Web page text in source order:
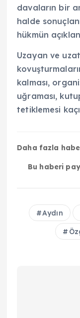
davaların bir
halde
hükmün
Uzayan ve
kalması,
uğraması,
tetiklemesi
Daha fazla
Bu haberi
Aydın